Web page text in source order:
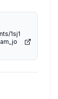
而是作者顯
1sj1